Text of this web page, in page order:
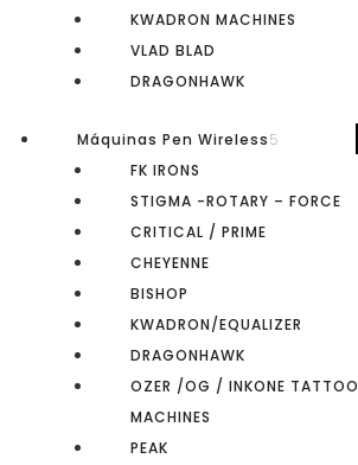
KWADRON MACHINES
VLAD BLAD
DRAGONHAWK
Máquinas Pen Wireless
FK IRONS
STIGMA -ROTARY – FORCE
CRITICAL / PRIME
CHEYENNE
BISHOP
KWADRON/EQUALIZER
DRAGONHAWK
OZER /OG / INKONE TATTOO
MACHINES
PEAK
Contactos
Ver carrinho
Promoções
Pesquisa por marcas
MAIS INFORMAÇÕES
Livro de Reclamações
Condições de Venda
Política Privacidade